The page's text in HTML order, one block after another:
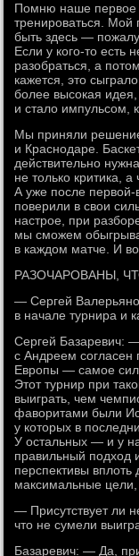
Помню наше первое
тренироваться. Мой
быть здесь —
Если у кого-то
разобраться, а
кажется, это
более высокая
и стало импульсом,
Мы приняли
и Краснодаре.
действительно
не только критика,
А уже после первой-
поверили в свои
настрое, при
мы сможем
в каждом матче. И
РАЗОЧАРОВАНЫ,
— Сергей
в начале турнира и
Сергей Базаревич:
с Андреем согласен
Европы — самое
Этот турнир при
выиграть, чем
фаворитами были
у которых в
У остальных — и у
правильный подход
перспективы вплоть
максимальные цели,
— Присутствует ли
что не сумели
Базаревич: — Да,